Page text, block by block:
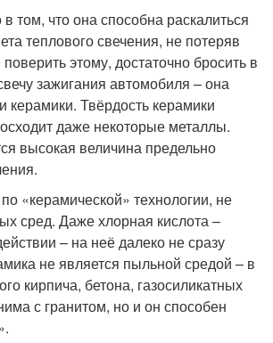
том, что она способна раскалиться
теплового свечения, не потеряв
этому, достаточно бросить в
зажигания автомобиля – она
керамики. Твёрдость керамики
даже некоторые металлы.
высокая величина предельно
«керамической» технологии, не
сред. Даже хлорная кислота –
– на неё далеко не сразу
не является пыльной средой – в
кирпича, бетона, газосиликатных
с гранитом, но и он способен